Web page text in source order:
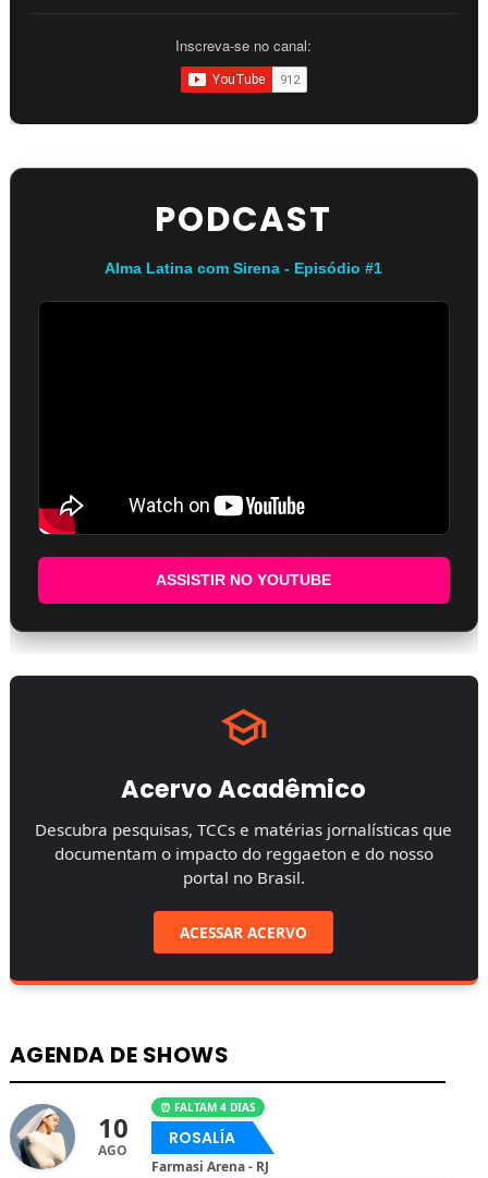
Inscreva-se no canal:
PODCAST
Alma Latina com Sirena - Episódio #1
ASSISTIR NO YOUTUBE
Acervo Acadêmico
Descubra pesquisas, TCCs e matérias jornalísticas que
documentam o impacto do reggaeton e do nosso
portal no Brasil.
ACESSAR ACERVO
AGENDA DE SHOWS
10
AGO
⏰ FALTAM 4 DIAS
ROSALÍA
Farmasi Arena - RJ